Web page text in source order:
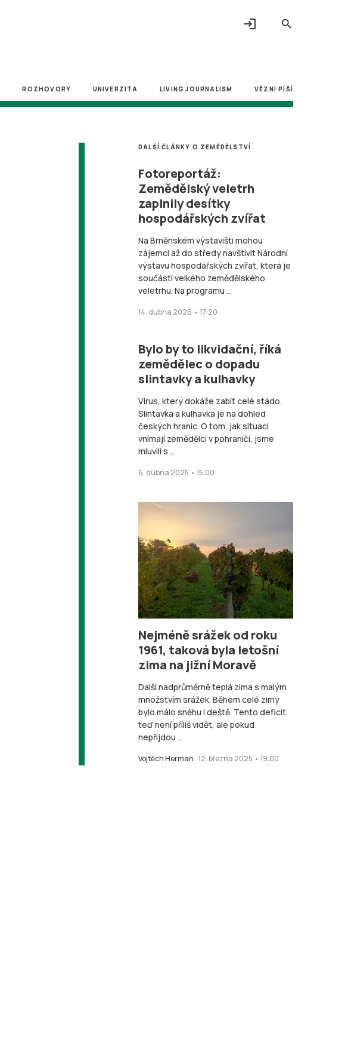
search
login
ROZHOVORY UNIVERZITA LIVING JOURNALISM VĚZNI PÍŠÍ
DALŠÍ ČLÁNKY O ZEMĚDĚLSTVÍ
Fotoreportáž:
Zemědělský veletrh
zaplnily desítky
hospodářských zvířat
Na Brněnském výstavišti mohou
zájemci až do středy navštívit Národní
výstavu hospodářských zvířat, která je
součástí velkého zemědělského
veletrhu. Na programu ...
14. dubna 2026 • 17:20
Bylo by to likvidační, říká
zemědělec o dopadu
slintavky a kulhavky
Virus, který dokáže zabít celé stádo.
Slintavka a kulhavka je na dohled
českých hranic. O tom, jak situaci
vnímají zemědělci v pohraničí, jsme
mluvili s ...
6. dubna 2025 • 15:00
Nejméně srážek od roku
1961, taková byla letošní
zima na jižní Moravě
Další nadprůměrně teplá zima s malým
množstvím srážek. Během celé zimy
bylo málo sněhu i deště. Tento deficit
teď není příliš vidět, ale pokud
nepřijdou ...
Vojtěch Herman 12. března 2025 • 19:00